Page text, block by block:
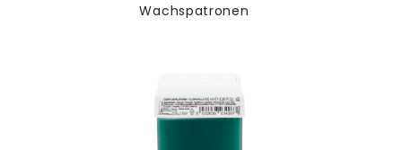
Wachspatronen